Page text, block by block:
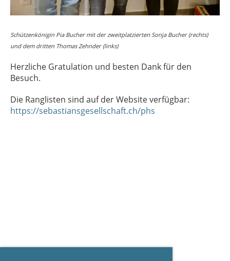
Schützenkönigin Pia Bucher mit der zweitplatzierten Sonja Bucher (rechts)
und dem dritten Thomas Zehnder (links)
Herzliche Gratulation und besten Dank für den
Besuch.
Die Ranglisten sind auf der Website verfügbar:
https://sebastiansgesellschaft.ch/phs